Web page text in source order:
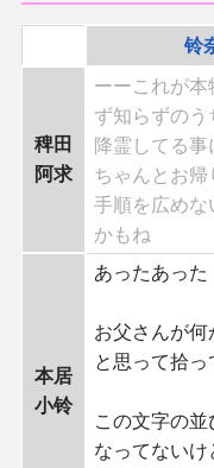
铃
稗田
阿求
ーーこれが本
ず知らずのう
降霊してる事
ちゃんとお帰
手順を広めな
かもね
本居
小铃
あったあった
お父さんが何
と思って拾っ
この文字の並
なってない